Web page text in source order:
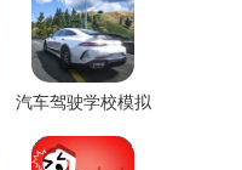
汽车驾驶学校模拟
器